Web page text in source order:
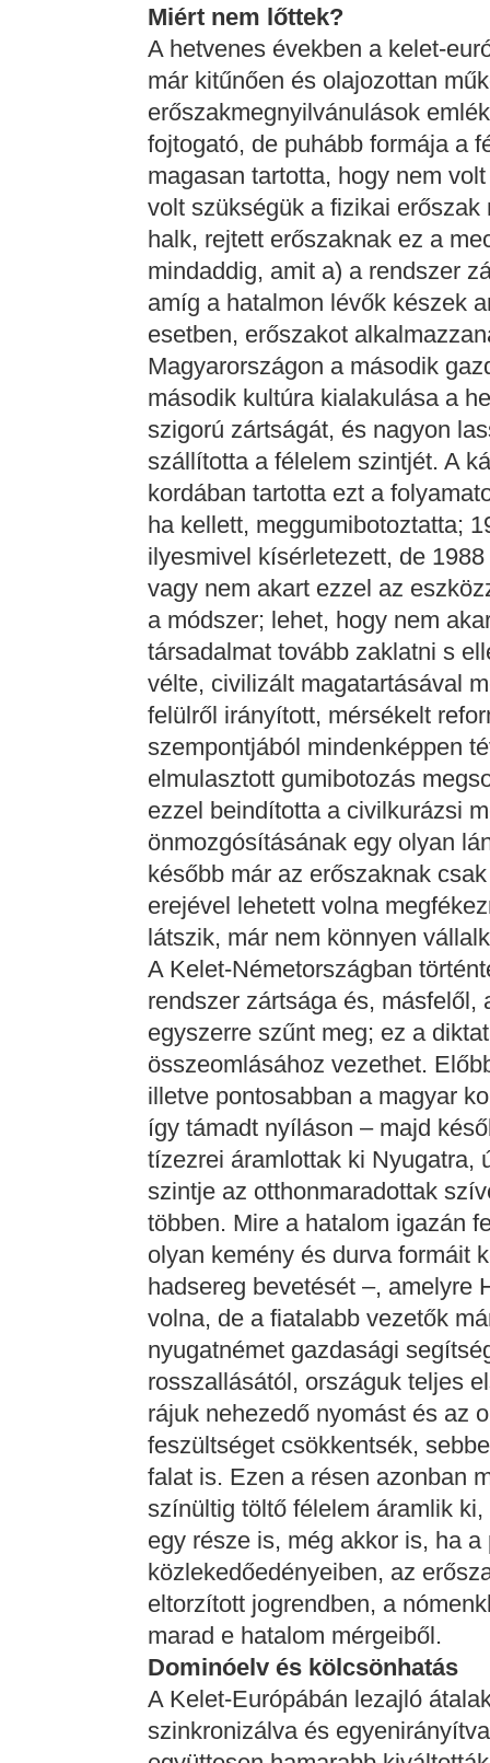
Miért nem lőttek?
A hetvenes években a kelet-
már kitűnően és olajozottan
erőszakmegnyilvánulások
fojtogató, de puhább formája a
magasan tartotta, hogy nem
volt szükségük a fizikai
halk, rejtett erőszaknak ez a
mindaddig, amit a) a rendszer
amíg a hatalmon lévők készek
esetben, erőszakot
Magyarországon a második
második kultúra kialakulása a
szigorú zártságát, és nagyon
szállította a félelem szintjét. A
kordában tartotta ezt a
ha kellett, meggumibotoztatta;
ilyesmivel kísérletezett, de
vagy nem akart ezzel az
a módszer; lehet, hogy nem
társadalmat tovább zaklatni s
vélte, civilizált magatartásával
felülről irányított, mérsékelt
szempontjából mindenképpen
elmulasztott gumibotozás
ezzel beindította a civilkurázsi
önmozgósításának egy olyan
később már az erőszaknak
erejével lehetett volna
látszik, már nem könnyen
A Kelet-Németországban
rendszer zártsága és,
egyszerre szűnt meg; ez a
összeomlásához vezethet.
illetve pontosabban a magyar
így támadt nyíláson – majd
tízezrei áramlottak ki Nyugatra,
szintje az otthonmaradottak
többen. Mire a hatalom igazán
olyan kemény és durva formáit
hadsereg bevetését –, amelyre
volna, de a fiatalabb vezetők
nyugatnémet gazdasági
rosszallásától, országuk teljes
rájuk nehezedő nyomást és az
feszültséget csökkentsék,
falat is. Ezen a résen azonban
színültig töltő félelem áramlik
egy része is, még akkor is, ha
közlekedőedényeiben, az
eltorzított jogrendben, a
marad e hatalom mérgeiből.
Dominóelv és kölcsönhatás
A Kelet-Európábán lezajló
szinkronizálva és